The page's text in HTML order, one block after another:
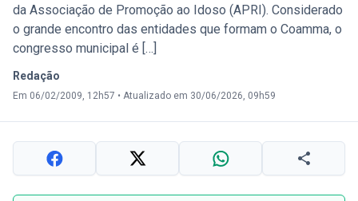
da Associação de Promoção ao Idoso (APRI). Considerado
o grande encontro das entidades que formam o Coamma, o
congresso municipal é […]
Redação
Em 06/02/2009, 12h57 • Atualizado em 30/06/2026, 09h59